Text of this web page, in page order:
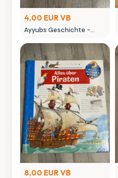
4,00 EUR VB
Ayyubs Geschichte -
Öze
8,00 EUR VB